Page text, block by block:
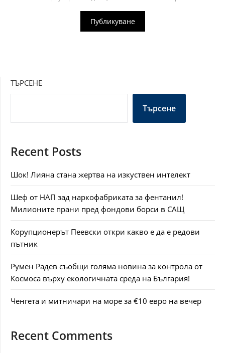
ТЪРСЕНЕ
Търсене
Recent Posts
Шок! Лияна стана жертва на изкуствен интелект
Шеф от НАП зад наркофабриката за фентанил!
Милионите прани пред фондови борси в САЩ
Корупционерът Пеевски откри какво е да е редови
пътник
Румен Радев съобщи голяма новина за контрола от
Космоса върху екологичната среда на България!
Ченгета и митничари на море за €10 евро на вечер
Recent Comments